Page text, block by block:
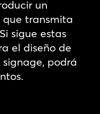
un
transmita
sigue estas
el diseño de
podrá